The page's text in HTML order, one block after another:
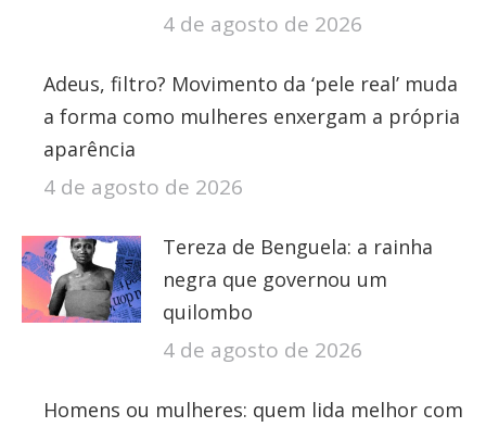
4 de agosto de 2026
Adeus, filtro? Movimento da ‘pele real’ muda
a forma como mulheres enxergam a própria
aparência
4 de agosto de 2026
Tereza de Benguela: a rainha
negra que governou um
quilombo
4 de agosto de 2026
Homens ou mulheres: quem lida melhor com